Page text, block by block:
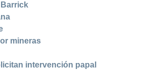
Barrick
mineras
intervención papal